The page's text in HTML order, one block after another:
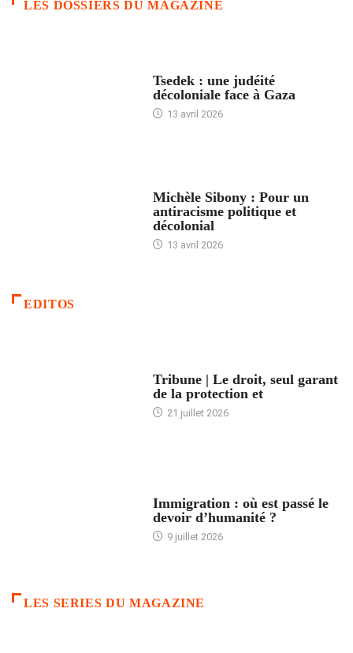
LES DOSSIERS DU MAGAZINE
Tsedek : une judéité
décoloniale face à Gaza
13 avril 2026
Michèle Sibony : Pour un
antiracisme politique et
décolonial
13 avril 2026
EDITOS
Tribune | Le droit, seul garant
de la protection et
21 juillet 2026
Immigration : où est passé le
devoir d’humanité ?
9 juillet 2026
LES SERIES DU MAGAZINE